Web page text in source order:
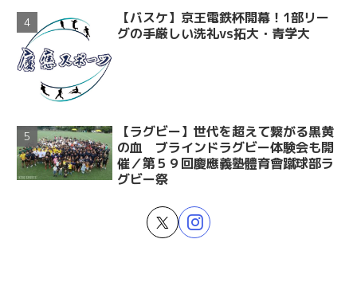
【バスケ】京王電鉄杯開幕！1部リー
グの手厳しい洗礼vs拓大・青学大
【ラグビー】世代を超えて繋がる黒黄
の血 ブラインドラグビー体験会も開
催／第５９回慶應義塾體育會蹴球部ラ
グビー祭